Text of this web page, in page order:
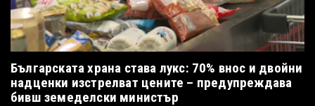
Българската храна става лукс: 70% внос и двойни
надценки изстрелват цените – предупреждава
бивш земеделски министър